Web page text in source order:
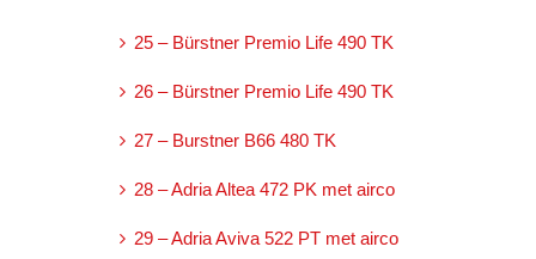
25 – Bürstner Premio Life 490 TK
26 – Bürstner Premio Life 490 TK
27 – Burstner B66 480 TK
28 – Adria Altea 472 PK met airco
29 – Adria Aviva 522 PT met airco